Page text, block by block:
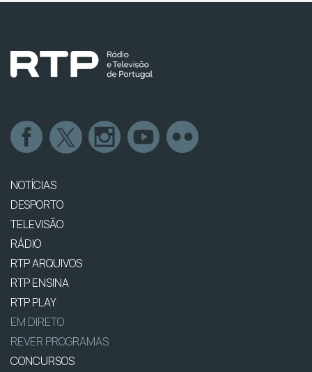
NOTÍCIAS
DESPORTO
TELEVISÃO
RÁDIO
RTP ARQUIVOS
RTP ENSINA
RTP PLAY
EM DIRETO
REVER PROGRAMAS
CONCURSOS